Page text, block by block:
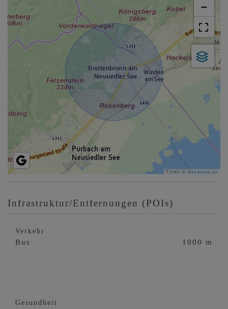
−
Tiles © basemap.at
Infrastruktur/Entfernungen (POIs)
Verkehr
Bus 1000 m
Gesundheit